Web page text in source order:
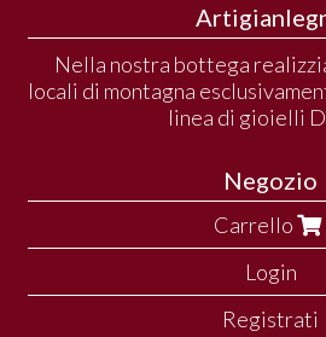
Nella nostra bottega
locali di montagna
linea di gioielli
Negozio
Carrello
Login
Registrati